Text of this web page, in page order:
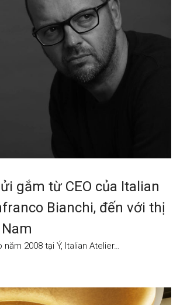
gắm từ CEO của Italian
Bianchi, đến với thị
2008 tại Ý, Italian Atelier…